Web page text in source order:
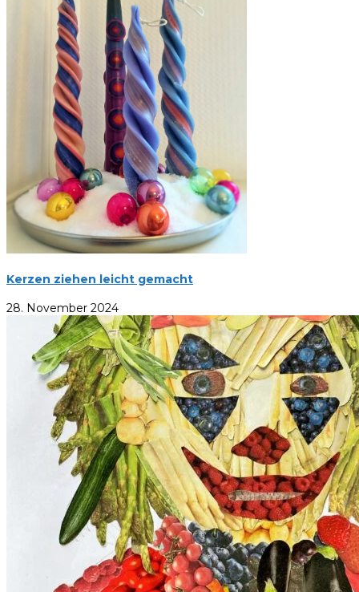
Kerzen ziehen leicht gemacht
28. November 2024